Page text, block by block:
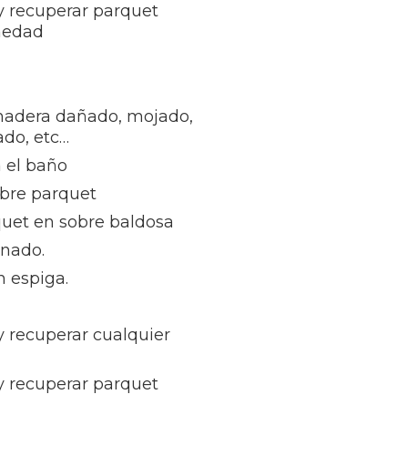
recuperar parquet
dañado, mojado,
etc…
el baño
parquet
en sobre baldosa
espiga.
recuperar cualquier
recuperar parquet